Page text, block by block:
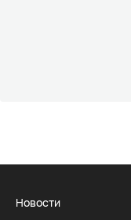
Новости